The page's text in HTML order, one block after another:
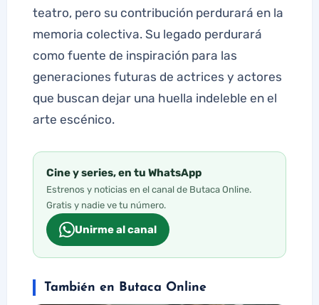
teatro, pero su contribución perdurará en la
memoria colectiva. Su legado perdurará
como fuente de inspiración para las
generaciones futuras de actrices y actores
que buscan dejar una huella indeleble en el
arte escénico.
Cine y series, en tu WhatsApp
Estrenos y noticias en el canal de Butaca Online.
Gratis y nadie ve tu número.
Unirme al canal
También en Butaca Online